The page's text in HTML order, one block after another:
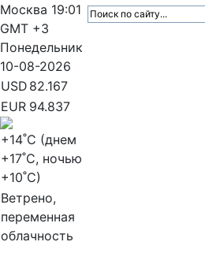
Москва 19:01
GMT +3
Понедельник
10-08-2026
USD 82.167
EUR 94.837
+14˚C (днем
+17˚C, ночью
+10˚C)
Ветрено,
переменная
облачность